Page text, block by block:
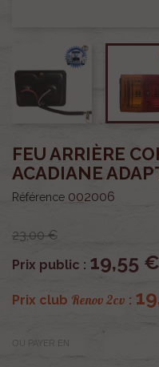
FEU ARRIÈRE
ACADIANE
Référence 002006
23,00 €
Prix public : 19,55 €
Prix club Renov 2cv :
OU PAYER EN